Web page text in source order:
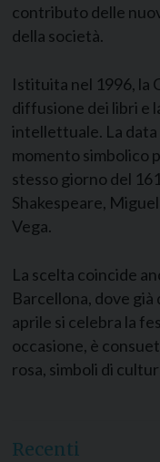
contributo delle
della società.
Istituita nel 1996, la
diffusione dei libri e
intellettuale. La data
momento simbolico
stesso giorno del
Shakespeare,
Vega.
La scelta coincide
Barcellona, dove già
aprile si celebra la
occasione, è
rosa, simboli di
Recenti